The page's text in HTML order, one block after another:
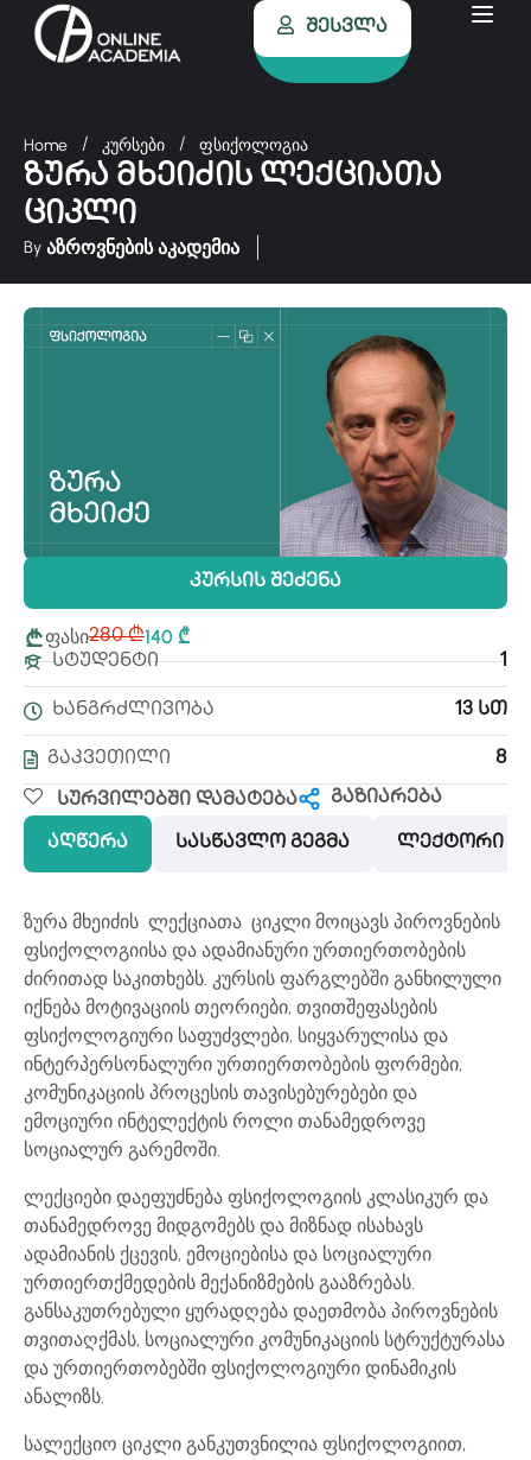
Შესვლა
Home კურსები ფსიქოლოგია
ზურა მხეიძის ლექციათა
ციკლი
By აზროვნების აკადემია
აღწერა სასწავლო გეგმა ლექტორი
ზურა მხეიძის ლექციათა ციკლი მოიცავს პიროვნების
ფსიქოლოგიისა და ადამიანური ურთიერთობების
ძირითად საკითხებს. კურსის ფარგლებში განხილული
იქნება მოტივაციის თეორიები, თვითშეფასების
ფსიქოლოგიური საფუძვლები, სიყვარულისა და
ინტერპერსონალური ურთიერთობების ფორმები,
კომუნიკაციის პროცესის თავისებურებები და
ემოციური ინტელექტის როლი თანამედროვე
სოციალურ გარემოში.
ლექციები დაეფუძნება ფსიქოლოგიის კლასიკურ და
თანამედროვე მიდგომებს და მიზნად ისახავს
ადამიანის ქცევის, ემოციებისა და სოციალური
ურთიერთქმედების მექანიზმების გააზრებას.
განსაკუთრებული ყურადღება დაეთმობა პიროვნების
თვითაღქმას, სოციალური კომუნიკაციის სტრუქტურასა
და ურთიერთობებში ფსიქოლოგიური დინამიკის
ანალიზს.
სალექციო ციკლი განკუთვნილია ფსიქოლოგიით,
Კურსის Შეძენა
ფასი280 ₾140 ₾
1
Სტუდენტი
Ხანგრძლივობა 13 Სთ
8
Გაკვეთილი
Სურვილებში Დამატება გაზიარება